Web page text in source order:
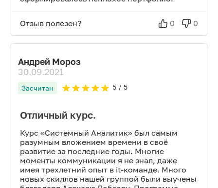
Отзыв полезен? 0 0
Андрей Мороз
30.09.2021
Засчитан 5/ 5
Отличный курс.
Курс «Системный Аналитик» был самым
разумным вложением времени в своё
развитие за последние годы. Многие
моменты коммуникации я не знал, даже
имея трехлетний опыт в it-команде. Много
новых скиллов нашей группой были выучены